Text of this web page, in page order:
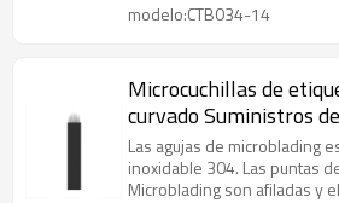
modelo:CTB034-14
Microcuchillas de
curvado Suministros
Microblading de 0,20
Las agujas de microblading
inoxidable 304. Las puntas
Microblading son afiladas y